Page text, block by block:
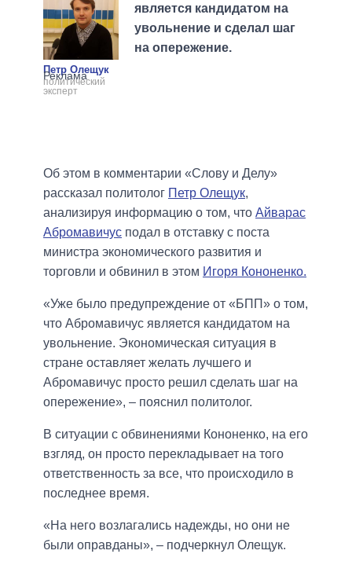
ВСЕ ПЕРСОНЫ
Петр Олещук
политический
эксперт
является кандидатом на
увольнение и сделал шаг
на опережение.
Об этом в комментарии «Слову и Делу»
рассказал политолог Петр Олещук,
анализируя информацию о том, что Айварас
Абромавичус подал в отставку с поста
министра экономического развития и
торговли и обвинил в этом Игоря Кононенко.
«Уже было предупреждение от «БПП» о том,
что Абромавичус является кандидатом на
увольнение. Экономическая ситуация в
стране оставляет желать лучшего и
Абромавичус просто решил сделать шаг на
опережение», – пояснил политолог.
В ситуации с обвинениями Кононенко, на его
взгляд, он просто перекладывает на того
ответственность за все, что происходило в
последнее время.
«На него возлагались надежды, но они не
были оправданы», – подчеркнул Олещук.